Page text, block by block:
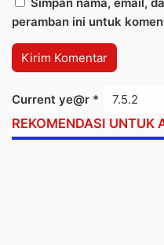
peramban ini untuk
Current ye@r *
REKOMENDASI UNTUK